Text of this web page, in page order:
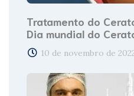
Tratamento do
Dia mundial do
10 de novembro de